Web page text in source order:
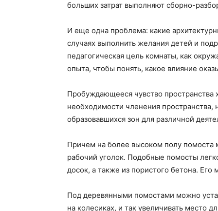
больших затрат выполняют сборно-
И еще одна проблема: какие
случаях выполнить желания детей и
педагогическая цель комнаты, как
опыта, чтобы понять, какое влияние
Пробуждающееся чувство пространства
необходимости членения
образовавшихся зон для различной
Причем на более высоком полу помоста
рабочий уголок. Подобные помосты
досок, а также из пористого бетона. Его
Под деревянными помостами можно
на колесиках, и так увеличивать место